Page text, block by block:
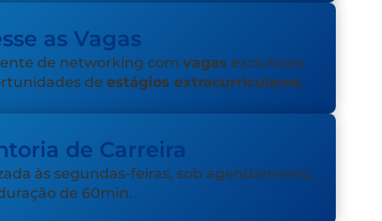
as Vagas
de networking com vagas exclusivas
de estágios extracurriculares.
de Carreira
às segundas-feiras, sob agendamento,
de 60min.